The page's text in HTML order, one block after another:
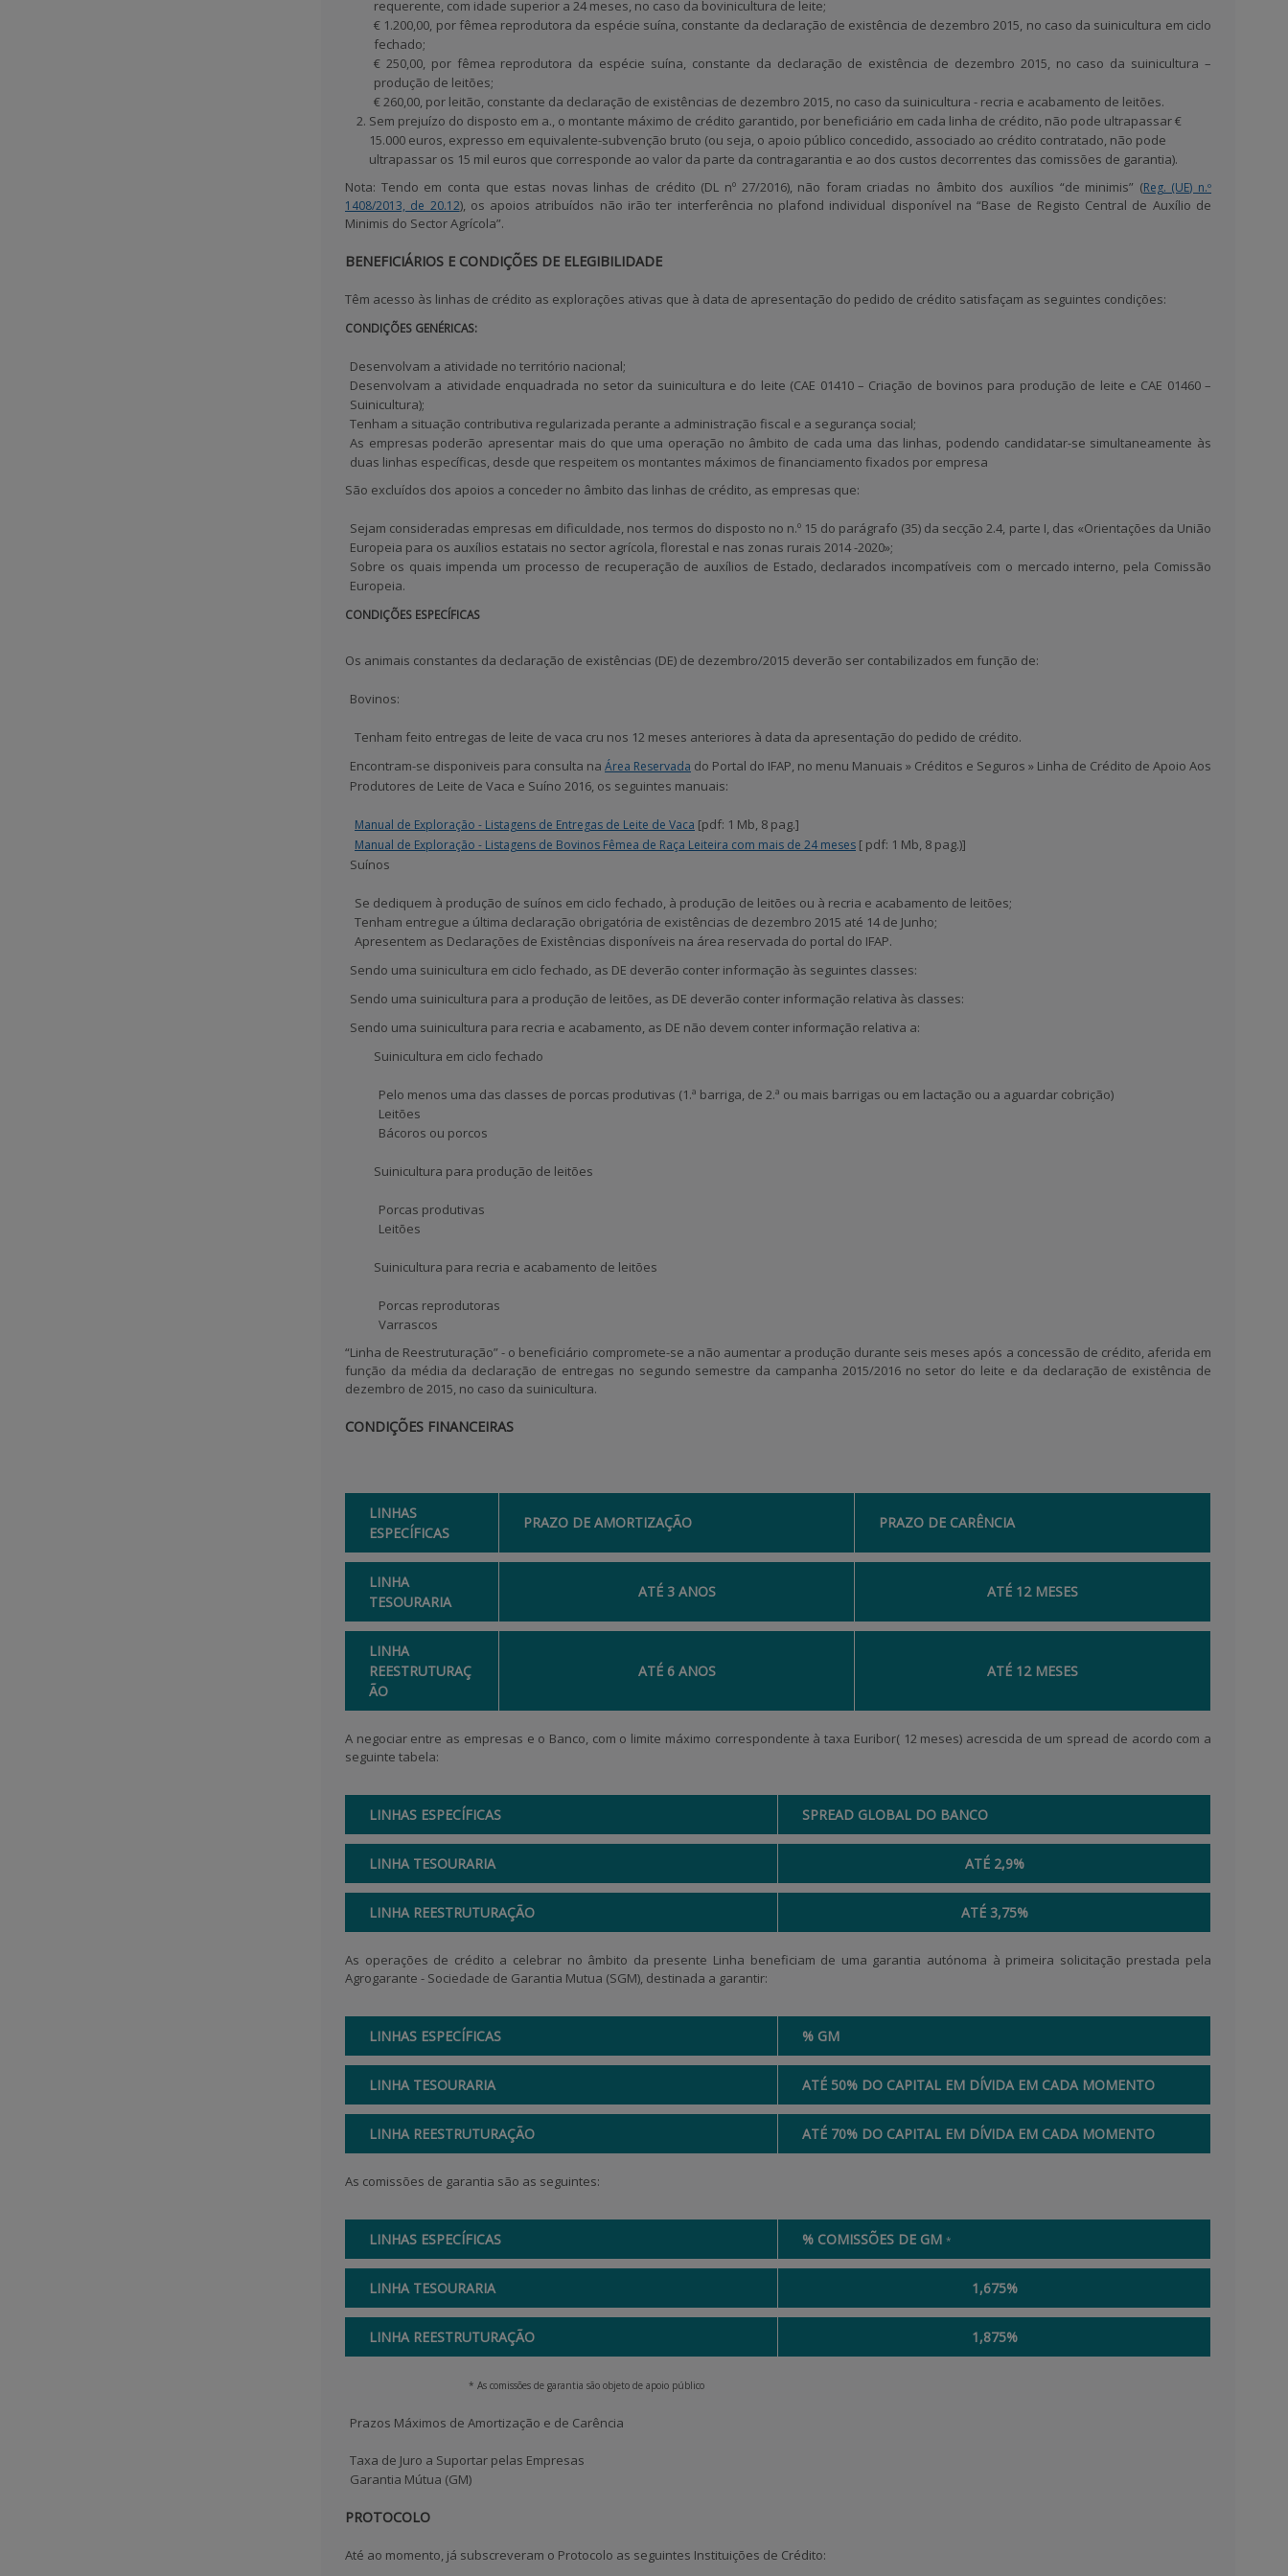
requerente, com idade superior a 24 meses, no caso da bovinicultura de leite;
€ 1.200,00, por fêmea reprodutora da espécie suína, constante da declaração de existência de dezembro 2015, no caso da suinicultura em ciclo
fechado;
€ 250,00, por fêmea reprodutora da espécie suína, constante da declaração de existência de dezembro 2015, no caso da suinicultura –
produção de leitões;
€ 260,00, por leitão, constante da declaração de existências de dezembro 2015, no caso da suinicultura - recria e acabamento de leitões.
Sem prejuízo do disposto em a., o montante máximo de crédito garantido, por beneficiário em cada linha de crédito, não pode ultrapassar €
15.000 euros, expresso em equivalente-subvenção bruto (ou seja, o apoio público concedido, associado ao crédito contratado, não pode
ultrapassar os 15 mil euros que corresponde ao valor da parte da contragarantia e ao dos custos decorrentes das comissões de garantia).
Nota: Tendo em conta que estas novas linhas de crédito (DL nº 27/2016), não foram criadas no âmbito dos auxílios “de minimis” (Reg. (UE) n.º
1408/2013, de 20.12), os apoios atribuídos não irão ter interferência no plafond individual disponível na “Base de Registo Central de Auxílio de
Minimis do Sector Agrícola”.
BENEFICIÁRIOS E CONDIÇÕES DE ELEGIBILIDADE
Têm acesso às linhas de crédito as explorações ativas que à data de apresentação do pedido de crédito satisfaçam as seguintes condições:
CONDIÇÕES GENÉRICAS:
Desenvolvam a atividade no território nacional;
Desenvolvam a atividade enquadrada no setor da suinicultura e do leite (CAE 01410 – Criação de bovinos para produção de leite e CAE 01460 –
Suinicultura);
Tenham a situação contributiva regularizada perante a administração fiscal e a segurança social;
As empresas poderão apresentar mais do que uma operação no âmbito de cada uma das linhas, podendo candidatar-se simultaneamente às
duas linhas específicas, desde que respeitem os montantes máximos de financiamento fixados por empresa
São excluídos dos apoios a conceder no âmbito das linhas de crédito, as empresas que:
Sejam consideradas empresas em dificuldade, nos termos do disposto no n.º 15 do parágrafo (35) da secção 2.4, parte I, das «Orientações da União
Europeia para os auxílios estatais no sector agrícola, florestal e nas zonas rurais 2014 -2020»;
Sobre os quais impenda um processo de recuperação de auxílios de Estado, declarados incompatíveis com o mercado interno, pela Comissão
Europeia.
CONDIÇÕES ESPECÍFICAS
Os animais constantes da declaração de existências (DE) de dezembro/2015 deverão ser contabilizados em função de:
Bovinos:
Tenham feito entregas de leite de vaca cru nos 12 meses anteriores à data da apresentação do pedido de crédito.
Encontram-se disponiveis para consulta na Área Reservada do Portal do IFAP, no menu Manuais » Créditos e Seguros » Linha de Crédito de Apoio Aos
Produtores de Leite de Vaca e Suíno 2016, os seguintes manuais:
Manual de Exploração - Listagens de Entregas de Leite de Vaca [pdf: 1 Mb, 8 pag.]
Manual de Exploração - Listagens de Bovinos Fêmea de Raça Leiteira com mais de 24 meses [ pdf: 1 Mb, 8 pag.)]
Suínos
Se dediquem à produção de suínos em ciclo fechado, à produção de leitões ou à recria e acabamento de leitões;
Tenham entregue a última declaração obrigatória de existências de dezembro 2015 até 14 de Junho;
Apresentem as Declarações de Existências disponíveis na área reservada do portal do IFAP.
Sendo uma suinicultura em ciclo fechado, as DE deverão conter informação às seguintes classes:
Sendo uma suinicultura para a produção de leitões, as DE deverão conter informação relativa às classes:
Sendo uma suinicultura para recria e acabamento, as DE não devem conter informação relativa a:
Suinicultura em ciclo fechado
Pelo menos uma das classes de porcas produtivas (1.ª barriga, de 2.ª ou mais barrigas ou em lactação ou a aguardar cobrição)
Leitões
Bácoros ou porcos
Suinicultura para produção de leitões
Porcas produtivas
Leitões
Suinicultura para recria e acabamento de leitões
Porcas reprodutoras
Varrascos
“Linha de Reestruturação” - o beneficiário compromete-se a não aumentar a produção durante seis meses após a concessão de crédito, aferida em
função da média da declaração de entregas no segundo semestre da campanha 2015/2016 no setor do leite e da declaração de existência de
dezembro de 2015, no caso da suinicultura.
CONDIÇÕES FINANCEIRAS
LINHAS
ESPECÍFICAS
PRAZO DE AMORTIZAÇÃO PRAZO DE CARÊNCIA
LINHA
TESOURARIA
ATÉ 3 ANOS ATÉ 12 MESES
LINHA
REESTRUTURAÇ
ÃO
ATÉ 6 ANOS ATÉ 12 MESES
A negociar entre as empresas e o Banco, com o limite máximo correspondente à taxa Euribor( 12 meses) acrescida de um spread de acordo com a
seguinte tabela:
LINHAS ESPECÍFICAS SPREAD GLOBAL DO BANCO
LINHA TESOURARIA ATÉ 2,9%
LINHA REESTRUTURAÇÃO ATÉ 3,75%
As operações de crédito a celebrar no âmbito da presente Linha beneficiam de uma garantia autónoma à primeira solicitação prestada pela
Agrogarante - Sociedade de Garantia Mutua (SGM), destinada a garantir:
LINHAS ESPECÍFICAS % GM
LINHA TESOURARIA ATÉ 50% DO CAPITAL EM DÍVIDA EM CADA MOMENTO
LINHA REESTRUTURAÇÃO ATÉ 70% DO CAPITAL EM DÍVIDA EM CADA MOMENTO
As comissões de garantia são as seguintes:
LINHAS ESPECÍFICAS % COMISSÕES DE GM *
LINHA TESOURARIA 1,675%
LINHA REESTRUTURAÇÃO 1,875%
* As comissões de garantia são objeto de apoio público
Prazos Máximos de Amortização e de Carência
Taxa de Juro a Suportar pelas Empresas
Garantia Mútua (GM)
PROTOCOLO
Até ao momento, já subscreveram o Protocolo as seguintes Instituições de Crédito: